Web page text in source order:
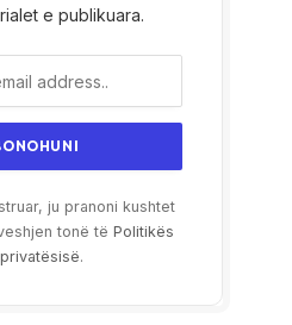
e publikuara.
ju pranoni kushtet
tonë të Politikës
.